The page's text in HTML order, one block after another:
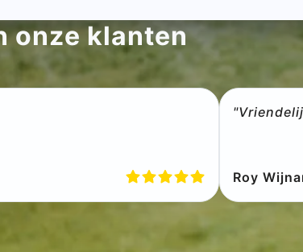
onze klanten
Roy